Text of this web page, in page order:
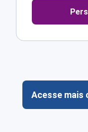
Acesse mais